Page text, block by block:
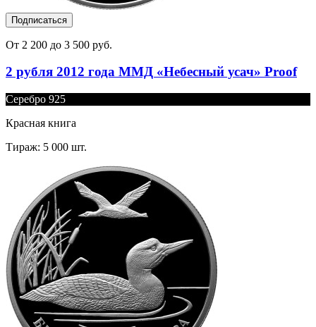
Подписаться
От 2 200 до 3 500 руб.
2 рубля 2012 года ММД «Небесный усач» Proof
Серебро 925
Красная книга
Тираж: 5 000 шт.